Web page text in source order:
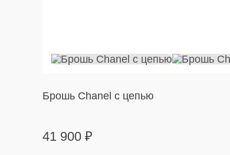
Брошь Chanel с цепью
41 900 ₽